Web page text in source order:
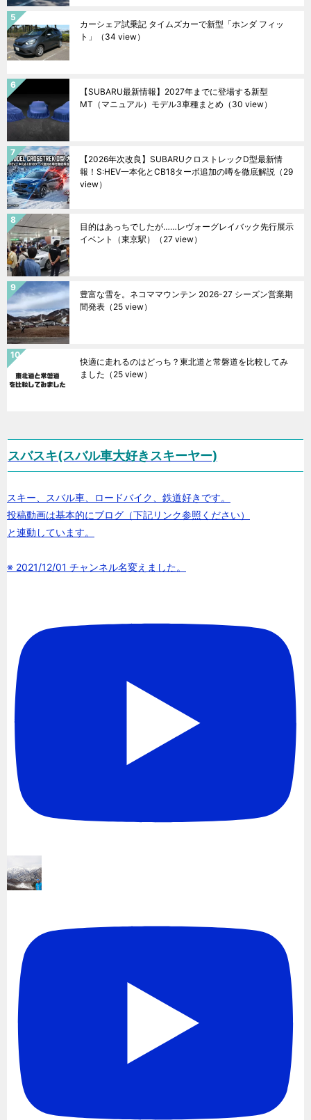
カーシェア試乗記 タイムズカーで新型「ホンダ フィッ
ト」
（34 view）
【SUBARU最新情報】2027年までに登場する新型
MT（マニュアル）モデル3車種まとめ （30 view）
【2026年次改良】SUBARUクロストレックD型最新情
報！S:HEV一本化とCB18ターボ追加の噂を徹底解説 （29
view）
目的はあっちでしたが……レヴォーグレイバック先行展示
イベント（東京駅）
（27 view）
豊富な雪を。ネコママウンテン 2026-27 シーズン営業期
間発表 （25 view）
快適に走れるのはどっち？東北道と常磐道を比較してみ
ました （25 view）
スバスキ(スバル車大好きスキーヤー)
スキー、スバル車、ロードバイク、鉄道好きです。
投稿動画は基本的にブログ（下記リンク参照ください）
と連動しています。
※ 2021/12/01 チャンネル名変えました。